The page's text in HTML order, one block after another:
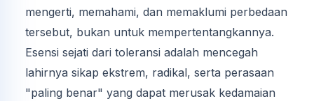
mengerti, memahami, dan memaklumi perbedaan
tersebut, bukan untuk mempertentangkannya.
Esensi sejati dari toleransi adalah mencegah
lahirnya sikap ekstrem, radikal, serta perasaan
"paling benar" yang dapat merusak kedamaian